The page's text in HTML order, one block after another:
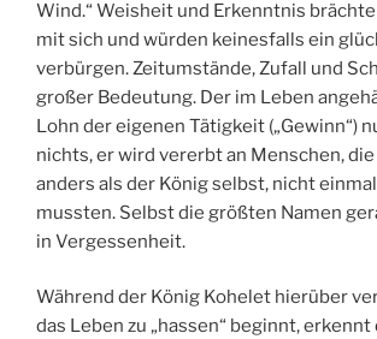
Wind.“ Weisheit und Erkenntnis
mit sich und würden keinesfalls ein
verbürgen. Zeitumstände, Zufall und
großer Bedeutung. Der im Leben
Lohn der eigenen Tätigkeit („Gewinn“)
nichts, er wird vererbt an Menschen,
anders als der König selbst, nicht
mussten. Selbst die größten Namen
in Vergessenheit.
Während der König Kohelet hierüber
das Leben zu „hassen“ beginnt, erkennt